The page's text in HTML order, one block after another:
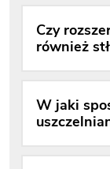
Czy
również
W jaki